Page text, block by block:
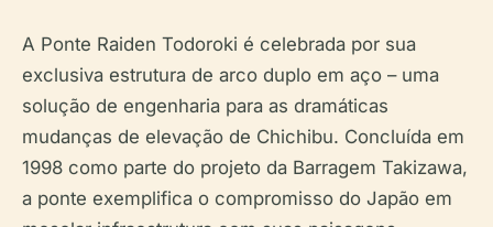
A Ponte Raiden Todoroki é celebrada por sua
exclusiva estrutura de arco duplo em aço – uma
solução de engenharia para as dramáticas
mudanças de elevação de Chichibu. Concluída em
1998 como parte do projeto da Barragem Takizawa,
a ponte exemplifica o compromisso do Japão em